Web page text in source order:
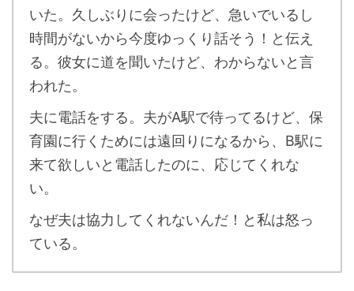
いた。久しぶりに会ったけど、急いでいるし
時間がないから今度ゆっくり話そう！と伝え
る。彼女に道を聞いたけど、わからないと言
われた。
夫に電話をする。夫がA駅で待ってるけど、保
育園に行くためには遠回りになるから、B駅に
来て欲しいと電話したのに、応じてくれな
い。
なぜ夫は協力してくれないんだ！と私は怒っ
ている。